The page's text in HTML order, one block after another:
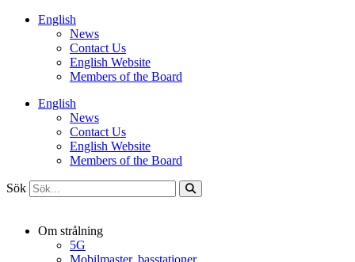
HoppaEnglish
News
Contact Us
English Website
Members of the Board
English
News
Contact Us
English Website
Members of the Board
Sök
Om strålning
5G
Mobilmaster, basstationer